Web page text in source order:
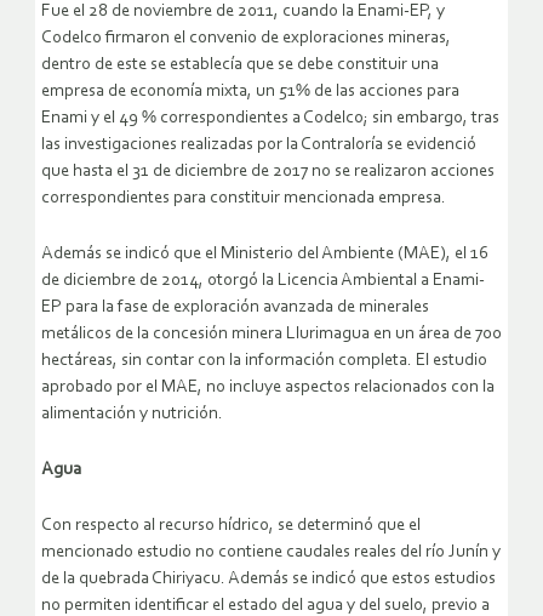
Fue el 28 de noviembre de 2011, cuando la Enami-EP, y
Codelco firmaron el convenio de exploraciones mineras,
dentro de este se establecía que se debe constituir una
empresa de economía mixta, un 51% de las acciones para
Enami y el 49 % correspondientes a Codelco; sin embargo, tras
las investigaciones realizadas por la Contraloría se evidenció
que hasta el 31 de diciembre de 2017 no se realizaron acciones
correspondientes para constituir mencionada empresa.
Además se indicó que el Ministerio del Ambiente (MAE), el 16
de diciembre de 2014, otorgó la Licencia Ambiental a Enami-
EP para la fase de exploración avanzada de minerales
metálicos de la concesión minera Llurimagua en un área de 700
hectáreas, sin contar con la información completa. El estudio
aprobado por el MAE, no incluye aspectos relacionados con la
alimentación y nutrición.
Agua
Con respecto al recurso hídrico, se determinó que el
mencionado estudio no contiene caudales reales del río Junín y
de la quebrada Chiriyacu. Además se indicó que estos estudios
no permiten identificar el estado del agua y del suelo, previo a